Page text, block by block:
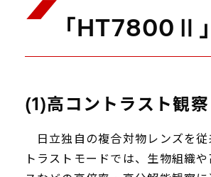
「HT7800Ⅱ
(1)高コントラスト観
日立独自の複合対物レンズを従
トラストモードでは、生物組織